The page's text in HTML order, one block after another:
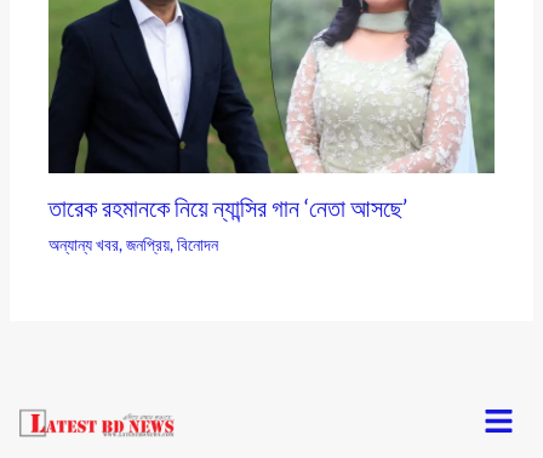
তারেক রহমানকে নিয়ে ন্যান্সির গান ‘নেতা আসছে’
অন্যান্য খবর,জনপ্রিয়,বিনোদন
Menu